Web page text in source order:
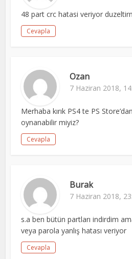
48 part crc hatasi veriyor
Cevapla
Ozan
7 Haziran 2018,
Merhaba kırık PS4 te PS
oynanabilir miyiz?
Cevapla
Burak
7 Haziran 2018,
s.a ben bütün partları indirdim
veya parola yanlış hatası veriyor
Cevapla